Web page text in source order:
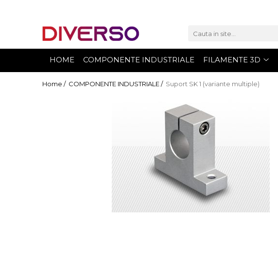
FILAMENTE 3D
HOME COMPONENTE INDUSTRIALE FILAMENTE 3D
Home / COMPONENTE INDUSTRIALE / Suport SK 1 (variante multiple)